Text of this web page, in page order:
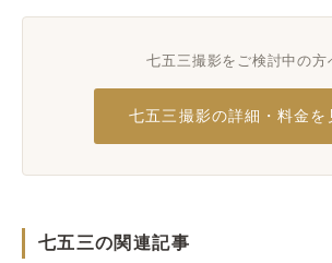
七五三撮影をご検討中の方
七五三撮影の詳細・料金を
七五三の関連記事